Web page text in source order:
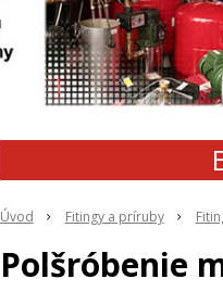
Úvod Fitingy a príruby
Polšróbenie